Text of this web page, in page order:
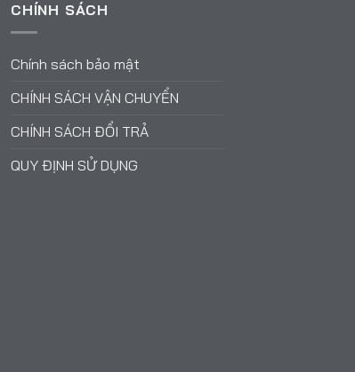
CHÍNH SÁCH
Chính sách bảo mật
CHÍNH SÁCH VẬN CHUYỂN
CHÍNH SÁCH ĐỔI TRẢ
QUY ĐỊNH SỬ DỤNG